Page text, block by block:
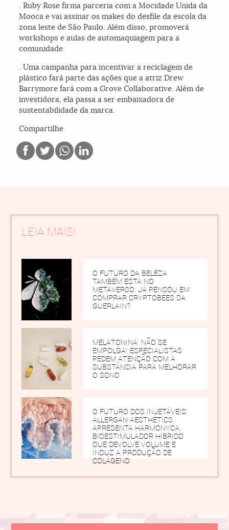
. Ruby Rose firma parceria com a Mocidade Unida da
Mooca e vai assinar os makes do desfile da escola da
zona leste de São Paulo. Além disso, promoverá
workshops e aulas de automaquiagem para a
comunidade.
. Uma campanha para incentivar a reciclagem de
plástico fará parte das ações que a atriz Drew
Barrymore fará com a Grove Collaborative. Além de
investidora, ela passa a ser embaixadora de
sustentabilidade da marca.
Compartilhe
LEIA MAIS!
O FUTURO DA BELEZA
TAMBÉM ESTÁ NO
METAVERSO: JÁ PENSOU EM
COMPRAR CRYPTOBEES DA
GUERLAIN?
MELATONINA: NÃO SE
EMPOLGA! ESPECIALISTAS
PEDEM ATENÇÃO COM A
SUBSTÂNCIA PARA MELHORAR
O SONO
O FUTURO DOS INJETÁVEIS:
ALLERGAN AESTHETICS
APRESENTA HARMONYCA,
BIOESTIMULADOR HÍBRIDO
QUE DEVOLVE VOLUME E
INDUZ A PRODUÇÃO DE
COLÁGENO